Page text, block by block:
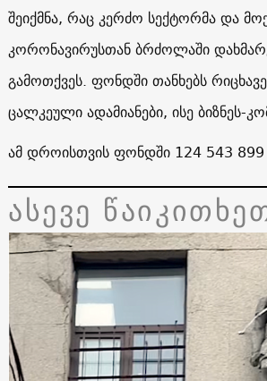
შეიქმნა, რაც კერძო სექტორმა და
კორონავირუსთან ბრძოლაში
გამოთქვეს. ფონდში თანხებს
ცალკეული ადამიანები, ისე ბიზნეს-
ამ დროისთვის ფონდში 124 543
ასევე